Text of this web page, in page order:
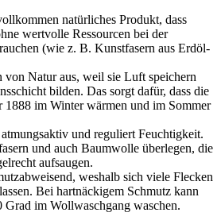
natürliches Produkt, dass
wertvolle Ressourcen bei der
(wie z. B. Kunstfasern aus Erdöl-
von Natur aus, weil sie Luft speichern
bilden. Das sorgt dafür, dass die
1888 im Winter wärmen und im Sommer
und reguliert Feuchtigkeit.
und auch Baumwolle überlegen, die
aufsaugen.
weshalb sich viele Flecken
Bei hartnäckigem Schmutz kann
Grad im Wollwaschgang waschen.